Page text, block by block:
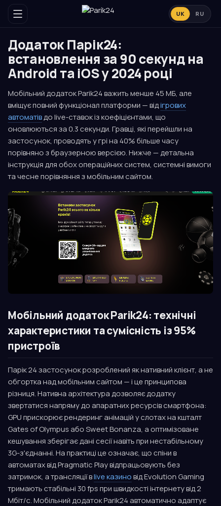
UK RU
Додаток Парік24:
встановлення за 90 секунд на
Android та iOS у 2024 році
Мобільний додаток Parik24 важить менше 45 МБ, але
вміщує повний функціонал платформи — відігрових
автоматівдо live-ставок із коефіцієнтами, що
оновлюються за 0.3 секунди. Гравці, які перейшли на
застосунок, проводять у грі на 40% більше часу
порівняно з браузерною версією. Нижче — детальна
інструкція для обох операційних систем, системні вимоги
та чесне порівняння з мобільним сайтом.
Мобільний додаток Parik24: технічні
характеристики та сумісність із 95%
пристроїв
Парік 24 застосунок розроблений як нативний клієнт, а не
обгортка над мобільним сайтом — і це принципова
різниця. Нативна архітектура дозволяє додатку
звертатися напряму до апаратних ресурсів смартфона:
GPU прискорює рендеринг анімацій у слотах на кшталт
Gates of Olympus або Sweet Bonanza, а оптимізоване
кешування зберігає дані сесії навіть при нестабільному
3G-з'єднанні. На практиці це означає, що спіни в
автоматах від Pragmatic Play відпрацьовують без
затримок, а трансляції вlive казиновід Evolution Gaming
тримають стабільні 30 fps при швидкості інтернету від 2
Мбіт/с. Мобільний додаток Parik24 автоматично адаптує